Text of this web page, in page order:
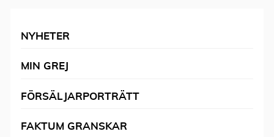
NYHETER
MIN GREJ
FÖRSÄLJARPORTRÄTT
FAKTUM GRANSKAR